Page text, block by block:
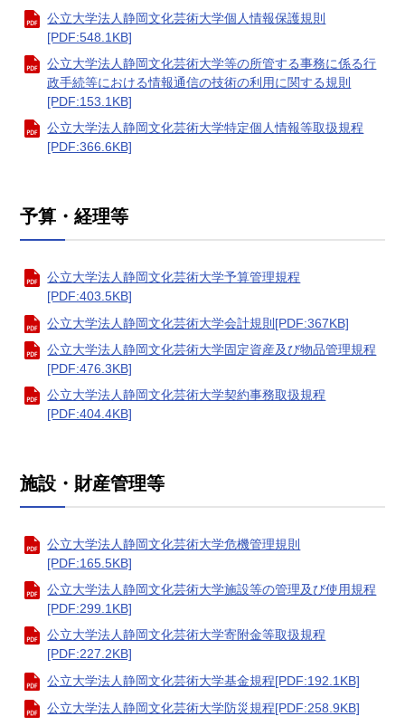
公立大学法人静岡文化芸術大学個人情報保護規則
[PDF:548.1KB]
公立大学法人静岡文化芸術大学等の所管する事務に係る行
政手続等における情報通信の技術の利用に関する規則
[PDF:153.1KB]
公立大学法人静岡文化芸術大学特定個人情報等取扱規程
[PDF:366.6KB]
予算・経理等
公立大学法人静岡文化芸術大学予算管理規程
[PDF:403.5KB]
公立大学法人静岡文化芸術大学会計規則[PDF:367KB]
公立大学法人静岡文化芸術大学固定資産及び物品管理規程
[PDF:476.3KB]
公立大学法人静岡文化芸術大学契約事務取扱規程
[PDF:404.4KB]
施設・財産管理等
公立大学法人静岡文化芸術大学危機管理規則
[PDF:165.5KB]
公立大学法人静岡文化芸術大学施設等の管理及び使用規程
[PDF:299.1KB]
公立大学法人静岡文化芸術大学寄附金等取扱規程
[PDF:227.2KB]
公立大学法人静岡文化芸術大学基金規程[PDF:192.1KB]
公立大学法人静岡文化芸術大学防災規程[PDF:258.9KB]